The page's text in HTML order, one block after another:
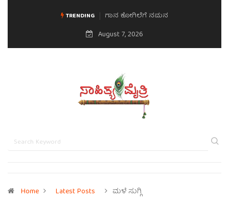
TRENDING ಗಾನ ಕೋಗಿಲೆಗೆ ನಮನ
August 7, 2026
Home Latest Posts ಮಳೆ ಸುಗ್ಗಿ